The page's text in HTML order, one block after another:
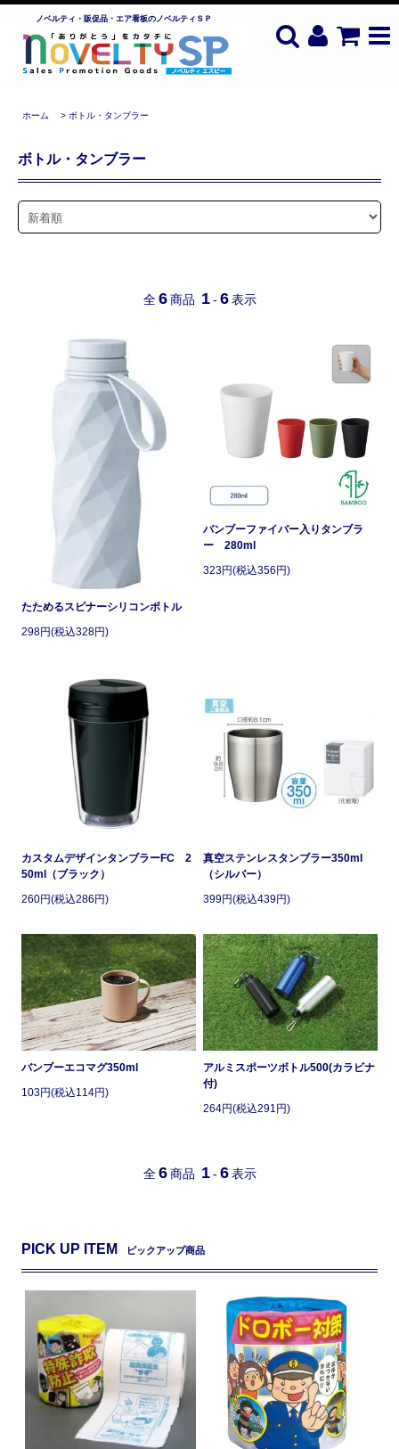
ノベルティ・販促品・エア看板のノベルティＳＰ
ホーム > ボトル・タンブラー
ボトル・タンブラー
全 6 商品 1 - 6 表示
たためるスピナーシリコンボトル
298円(税込328円)
バンブーファイバー入りタンブラ
ー 280ml
323円(税込356円)
カスタムデザインタンブラーFC 2
50ml（ブラック）
260円(税込286円)
真空ステンレスタンブラー350ml
（シルバー）
399円(税込439円)
バンブーエコマグ350ml
103円(税込114円)
アルミスポーツボトル500(カラビナ
付)
264円(税込291円)
全 6 商品 1 - 6 表示
PICK UP ITEM ピックアップ商品